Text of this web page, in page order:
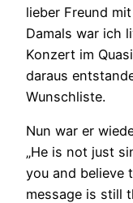
lieber Freund
Damals war ich
Konzert im
daraus
Wunschliste.
Nun war er
„He is not just
you and believe
message is still